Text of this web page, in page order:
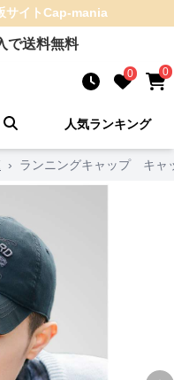
サイトCap-mania
で送料無料
0 0
人気ランキング
› ランニングキャップ キャ